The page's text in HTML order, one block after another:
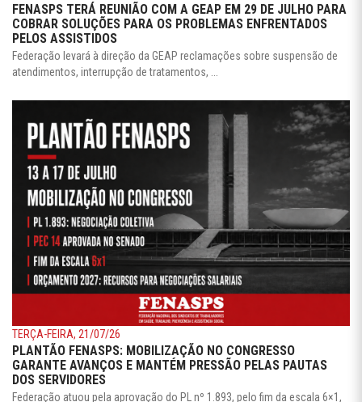
FENASPS TERÁ REUNIÃO COM A GEAP EM 29 DE JULHO PARA
COBRAR SOLUÇÕES PARA OS PROBLEMAS ENFRENTADOS
PELOS ASSISTIDOS
Federação levará à direção da GEAP reclamações sobre suspensão de
atendimentos, interrupção de tratamentos, ...
TERÇA-FEIRA, 21/07/26
PLANTÃO FENASPS: MOBILIZAÇÃO NO CONGRESSO
GARANTE AVANÇOS E MANTÉM PRESSÃO PELAS PAUTAS
DOS SERVIDORES
Federação atuou pela aprovação do PL nº 1.893, pelo fim da escala 6×1,